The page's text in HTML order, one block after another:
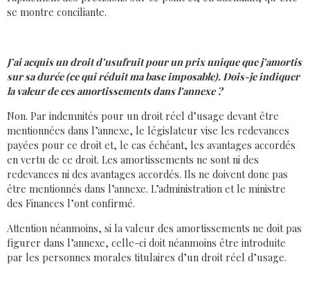
se montre conciliante.
J’ai acquis un droit d’usufruit pour un prix unique que j’amortis
sur sa durée (ce qui réduit ma base imposable). Dois-je indiquer
la valeur de ces amortissements dans l’annexe ?
Non. Par indemnités pour un droit réel d’usage devant être
mentionnées dans l’annexe, le législateur vise les redevances
payées pour ce droit et, le cas échéant, les avantages accordés
en vertu de ce droit. Les amortissements ne sont ni des
redevances ni des avantages accordés. Ils ne doivent donc pas
être mentionnés dans l’annexe. L’administration et le ministre
des Finances l’ont confirmé.
Attention néanmoins, si la valeur des amortissements ne doit pas
figurer dans l’annexe, celle-ci doit néanmoins être introduite
par les personnes morales titulaires d’un droit réel d’usage.